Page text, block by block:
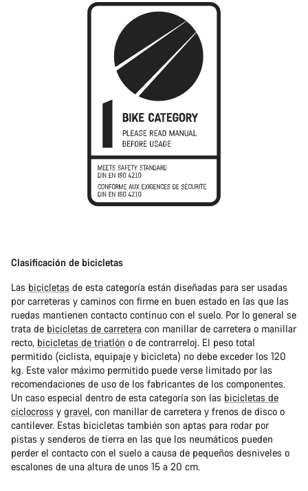
Clasificación de bicicletas
Las bicicletas de esta categoría están diseñadas para ser usadas
por carreteras y caminos con firme en buen estado en las que las
ruedas mantienen contacto continuo con el suelo. Por lo general se
trata de bicicletas de carretera con manillar de carretera o manillar
recto, bicicletas de triatlón o de contrarreloj. El peso total
permitido (ciclista, equipaje y bicicleta) no debe exceder los 120
kg. Este valor máximo permitido puede verse limitado por las
recomendaciones de uso de los fabricantes de los componentes.
Un caso especial dentro de esta categoría son las bicicletas de
ciclocross y gravel, con manillar de carretera y frenos de disco o
cantilever. Estas bicicletas también son aptas para rodar por
pistas y senderos de tierra en las que los neumáticos pueden
perder el contacto con el suelo a causa de pequeños desniveles o
escalones de una altura de unos 15 a 20 cm.